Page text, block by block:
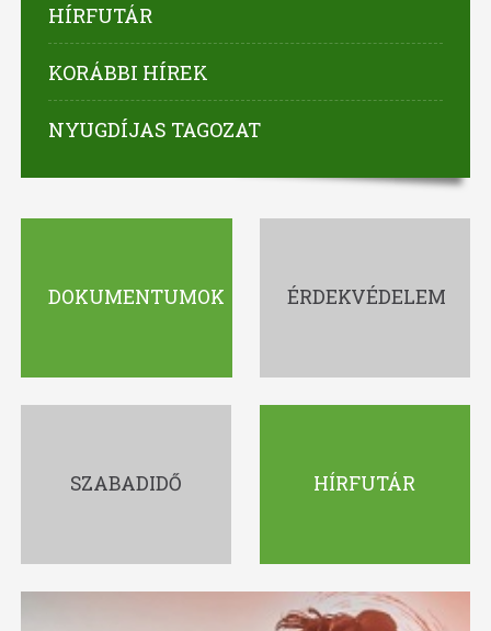
HÍRFUTÁR
KORÁBBI HÍREK
NYUGDÍJAS TAGOZAT
DOKUMENTUMOK ÉRDEKVÉDELEM
SZABADIDŐ HÍRFUTÁR